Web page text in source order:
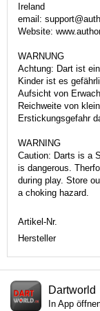
Ireland
email:
Website:
WARNUNG
Achtung: Dart ist
Kinder ist es
Aufsicht von
Reichweite von
Erstickungsgefahr
WARNING
Caution: Darts is a
is dangerous.
during play. Store
a choking hazard.
Artikel-Nr.
Hersteller
Dartworld
In App